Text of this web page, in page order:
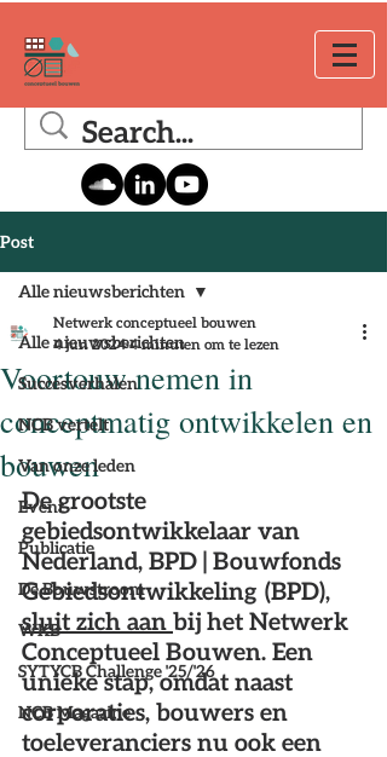
Post
Alle nieuwsberichten
Succesverhalen
NCB vertelt
Van onze leden
Event
Publicatie
De Bouwstroom
WKB
SYTYCB Challenge '25/'26
NCB Magazine
Alle nieuwsberichten
Voortouw nemen in
conceptmatig ontwikkelen en
bouwen
Netwerk conceptueel bouwen
4 jun 2024 4 minuten om te lezen
De grootste
gebiedsontwikkelaar van
Nederland, BPD | Bouwfonds
Gebiedsontwikkeling  (BPD),
sluit zich aan bij het Netwerk
Conceptueel Bouwen. Een
unieke stap, omdat naast
corporaties, bouwers en
toeleveranciers nu ook een